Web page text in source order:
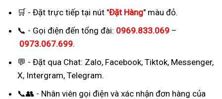
🛒 - Đặt trực tiếp tại nút "Đặt Hàng" màu đỏ.
📞 - Gọi điện đến tổng đài: 0969.833.069 –
0973.067.699.
💬 - Đặt qua Chat: Zalo, Facebook, Tiktok, Messenger,
X, Intergram, Telegram.
📞👥 - Nhân viên gọi điện và xác nhận đơn hàng của